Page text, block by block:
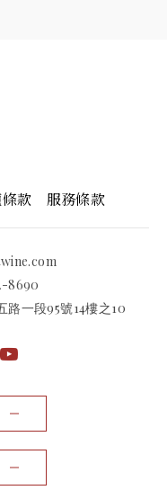
款 服務條款
8690
路一段95號14樓之10